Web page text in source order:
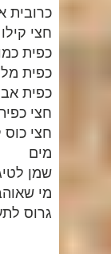
כרובית
חצי
כפית
כפית
כפית
חצי
חצי
מים
שמן
מי
גרוס